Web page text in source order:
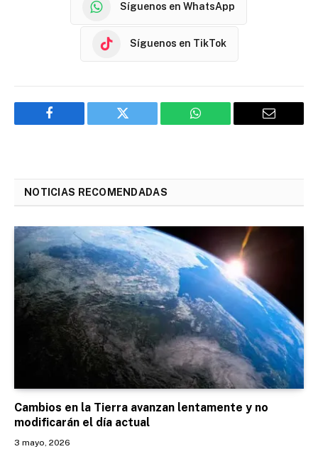
Síguenos en WhatsApp
Síguenos en TikTok
Facebook Twitter WhatsApp Email
NOTICIAS RECOMENDADAS
Cambios en la Tierra avanzan lentamente y no
modificarán el día actual
3 mayo, 2026